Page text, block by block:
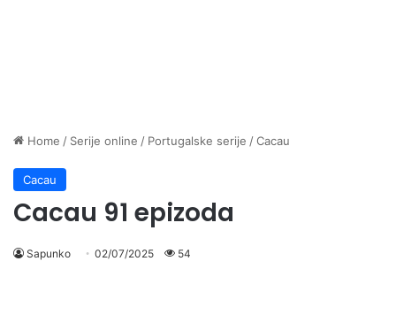
Home / Serije online / Portugalske serije /Cacau
Cacau
Cacau 91 epizoda
Sapunko 02/07/2025 54